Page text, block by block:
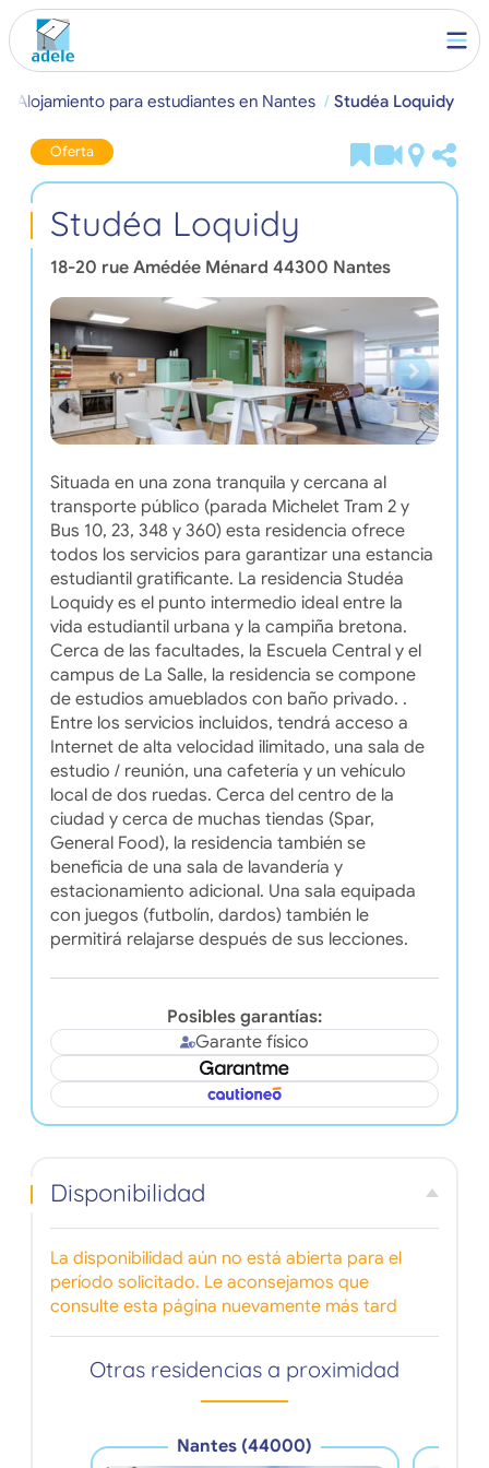
Alojamiento para estudiantes en Nantes Studéa Loquidy
Oferta
Studéa Loquidy
18-20 rue Amédée Ménard 44300 Nantes
Situada en una zona tranquila y cercana al
transporte público (parada Michelet Tram 2 y
Bus 10, 23, 348 y 360) esta residencia ofrece
todos los servicios para garantizar una estancia
estudiantil gratificante. La residencia Studéa
Loquidy es el punto intermedio ideal entre la
vida estudiantil urbana y la campiña bretona.
Cerca de las facultades, la Escuela Central y el
campus de La Salle, la residencia se compone
de estudios amueblados con baño privado. .
Entre los servicios incluidos, tendrá acceso a
Internet de alta velocidad ilimitado, una sala de
estudio / reunión, una cafetería y un vehículo
local de dos ruedas. Cerca del centro de la
ciudad y cerca de muchas tiendas (Spar,
General Food), la residencia también se
beneficia de una sala de lavandería y
estacionamiento adicional. Una sala equipada
con juegos (futbolín, dardos) también le
permitirá relajarse después de sus lecciones.
Posibles garantías:
Garante físico
Disponibilidad
La disponibilidad aún no está abierta para el
período solicitado. Le aconsejamos que
consulte esta página nuevamente más tard
Otras residencias a proximidad
Nantes (44000)